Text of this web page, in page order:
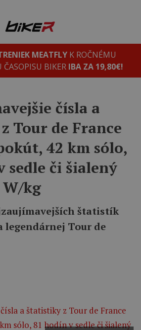
MEATFLYK ROČNÉMU
BIKER IBA ZA 19,80€!
čísla a
Tour de France
42 km sólo,
sedle či šialený
kg
štatistík
legendárnej Tour de